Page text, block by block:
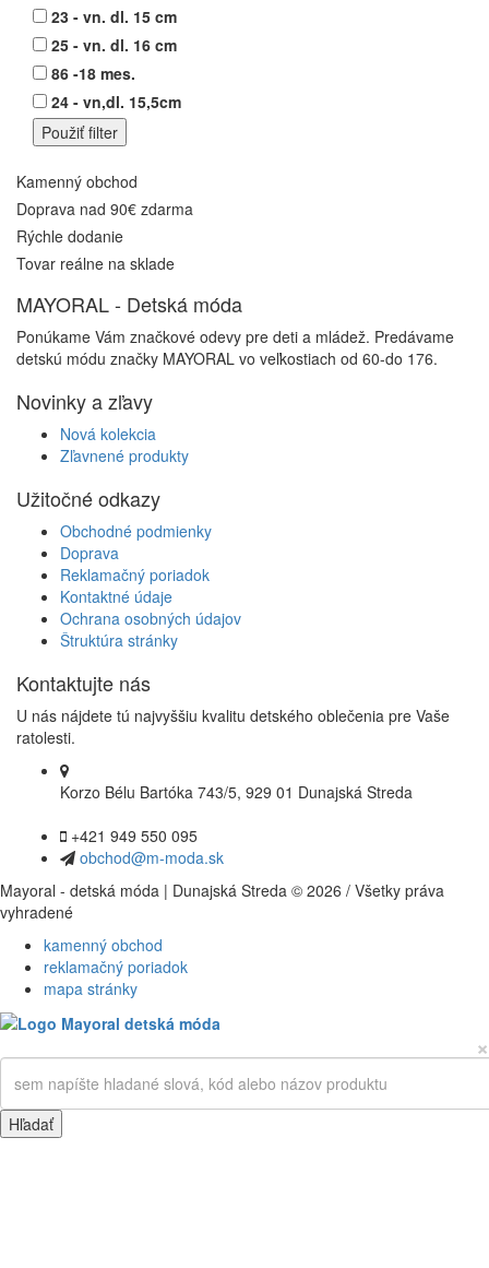
23 - vn. dl. 15 cm
25 - vn. dl. 16 cm
86 -18 mes.
24 - vn,dl. 15,5cm
Kamenný obchod
Doprava nad 90€ zdarma
Rýchle dodanie
Tovar reálne na sklade
MAYORAL - Detská móda
Ponúkame Vám značkové odevy pre deti a mládež. Predávame
detskú módu značky MAYORAL vo veľkostiach od 60-do 176.
Novinky a zľavy
Nová kolekcia
Zľavnené produkty
Užitočné odkazy
Obchodné podmienky
Doprava
Reklamačný poriadok
Kontaktné údaje
Ochrana osobných údajov
Štruktúra stránky
Kontaktujte nás
U nás nájdete tú najvyššiu kvalitu detského oblečenia pre Vaše
ratolesti.
Korzo Bélu Bartóka 743/5, 929 01 Dunajská Streda
+421 949 550 095
obchod@m-moda.sk
Mayoral - detská móda | Dunajská Streda © 2026 / Všetky práva
vyhradené
kamenný obchod
reklamačný poriadok
mapa stránky
×
Hľadať